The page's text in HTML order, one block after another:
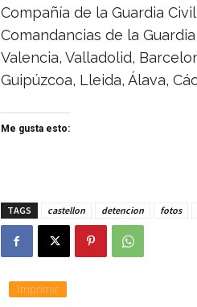
Compañía de la Guardia
Comandancias de la
Valencia, Valladolid,
Guipúzcoa, Lleida, Álava,
Me gusta esto:
TAGS castellon detencion fotos
Imprimir